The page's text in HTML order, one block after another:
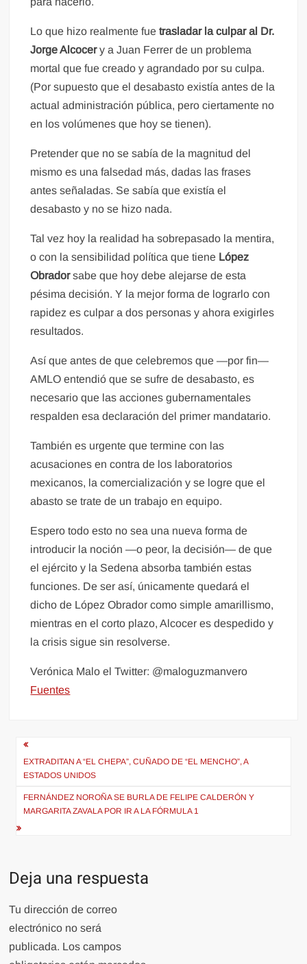
Lo que hizo realmente fuetrasladar la culpar al Dr.
Jorge Alcocery a Juan Ferrer de un problema
mortal que fue creado y agrandado por su culpa.
(Por supuesto que el desabasto existía antes de la
actual administración pública, pero ciertamente no
en los volúmenes que hoy se tienen).
Pretender que no se sabía de la magnitud del
mismo es una falsedad más, dadas las frases
antes señaladas. Se sabía que existía el
desabasto y no se hizo nada.
Tal vez hoy la realidad ha sobrepasado la mentira,
o con la sensibilidad política que tiene López
Obradorsabe que hoy debe alejarse de esta
pésima decisión. Y la mejor forma de lograrlo con
rapidez es culpar a dos personas y ahora exigirles
resultados.
Así que antes de que celebremos que —por fin—
AMLO entendió que se sufre de desabasto, es
necesario que las acciones gubernamentales
respalden esa declaración del primer mandatario.
También es urgente que termine con las
acusaciones en contra de los laboratorios
mexicanos, la comercialización y se logre que el
abasto se trate de un trabajo en equipo.
Espero todo esto no sea una nueva forma de
introducir la noción —o peor, la decisión— de que
el ejército y la Sedena absorba también estas
funciones. De ser así, únicamente quedará el
dicho de López Obrador como simple amarillismo,
mientras en el corto plazo, Alcocer es despedido y
la crisis sigue sin resolverse.
Verónica Malo el Twitter: @maloguzmanvero
Fuentes
Navegación
de
entradas
EXTRADITAN A “EL CHEPA”, CUÑADO DE “EL MENCHO”, A
ESTADOS UNIDOS
FERNÁNDEZ NOROÑA SE BURLA DE FELIPE CALDERÓN Y
MARGARITA ZAVALA POR IR A LA FÓRMULA 1
Deja una respuesta
Tu dirección de correo
electrónico no será
publicada. Los campos